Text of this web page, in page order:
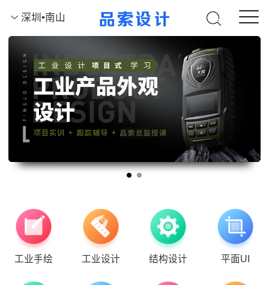
深圳•南山
工业手绘 工业设计 结构设计 平面UI